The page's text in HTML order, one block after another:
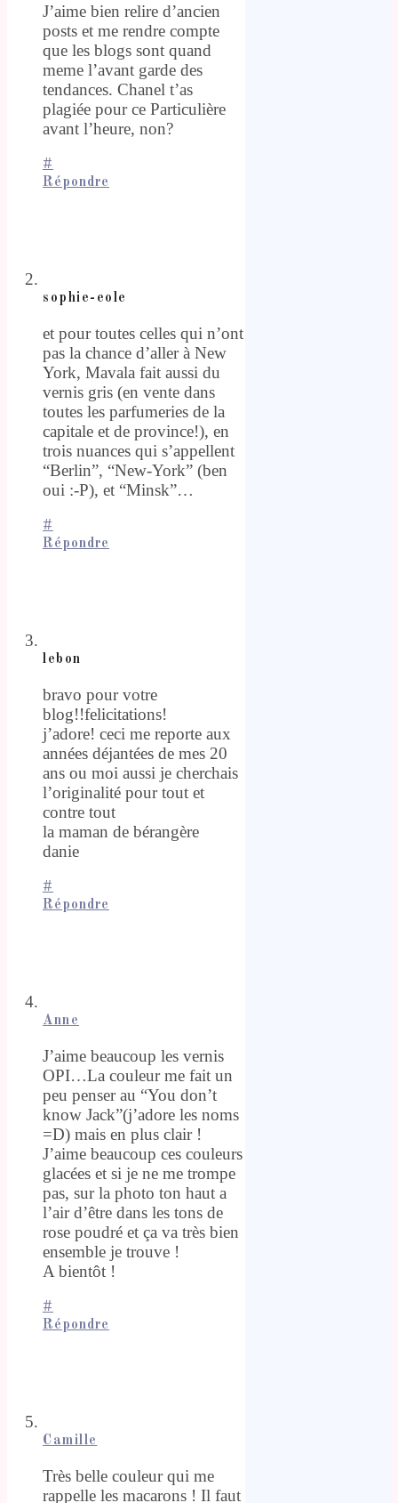
J’aime bien relire d’ancien
posts et me rendre compte
que les blogs sont quand
meme l’avant garde des
tendances. Chanel t’as
plagiée pour ce Particulière
avant l’heure, non?
#
Répondre
sophie-eole
et pour toutes celles qui n’ont
pas la chance d’aller à New
York, Mavala fait aussi du
vernis gris (en vente dans
toutes les parfumeries de la
capitale et de province!), en
trois nuances qui s’appellent
“Berlin”, “New-York” (ben
oui :-P), et “Minsk”…
#
Répondre
lebon
bravo pour votre
blog!!felicitations!
j’adore! ceci me reporte aux
années déjantées de mes 20
ans ou moi aussi je cherchais
l’originalité pour tout et
contre tout
la maman de bérangère
danie
#
Répondre
Anne
J’aime beaucoup les vernis
OPI…La couleur me fait un
peu penser au “You don’t
know Jack”(j’adore les noms
=D) mais en plus clair !
J’aime beaucoup ces couleurs
glacées et si je ne me trompe
pas, sur la photo ton haut a
l’air d’être dans les tons de
rose poudré et ça va très bien
ensemble je trouve !
A bientôt !
#
Répondre
Camille
Très belle couleur qui me
rappelle les macarons ! Il faut